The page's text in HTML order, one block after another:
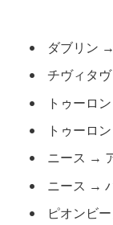
ダブリン →
チヴィタ
トゥーロン
トゥーロン
ニース →
ニース →
ピオンビー